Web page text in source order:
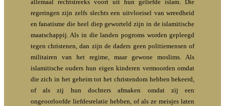
allemaal rechtstreeks voort uit hun geliefde islam. Die
regeringen zijn zelfs slechts een uitvloeisel van wreedheid
en fanatisme die heel diep geworteld zijn in de islamitische
maatschappij. Als in die landen pogroms worden gepleegd
tegen christenen, dan zijn de daders geen politiemensen of
militairen van het regime, maar gewone moslims. Als
islamitische ouders hun eigen kinderen vermoorden omdat
die zich in het geheim tot het christendom hebben bekeerd,
of als zij hun dochters afmaken omdat zij een
ongeoorloofde liefdesrelatie hebben, of als ze meisjes laten